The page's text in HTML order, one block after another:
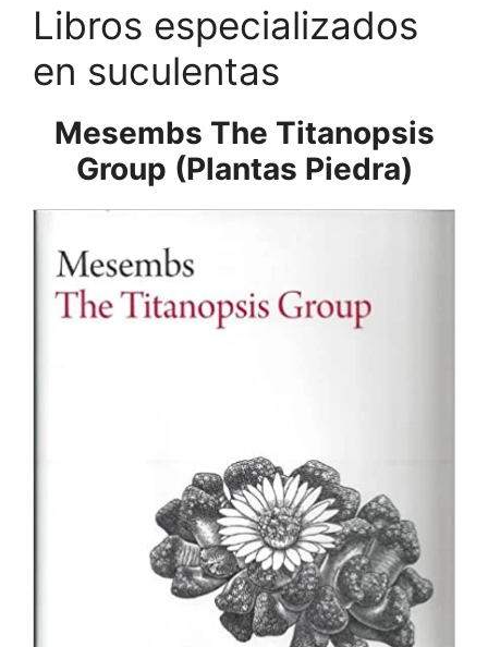
Libros especializados
en suculentas
Mesembs The Titanopsis
Group (Plantas Piedra)